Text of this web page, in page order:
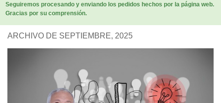
Seguiremos procesando y enviando los pedidos hechos por la página web.
Gracias por su comprensión.
ARCHIVO DE SEPTIEMBRE, 2025